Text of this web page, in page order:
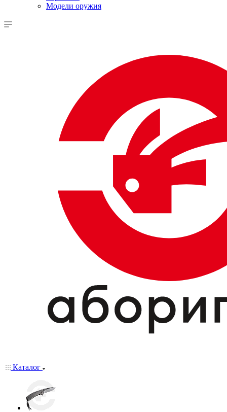
Модели оружия
Каталог